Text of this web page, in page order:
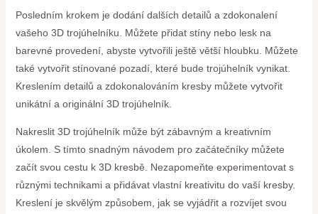
Posledním krokem je dodání dalších detailů a zdokonalení
vašeho 3D trojúhelníku. Můžete přidat stíny nebo lesk na
barevné provedení, abyste vytvořili ještě větší hloubku. Můžete
také vytvořit stínované pozadí, které bude trojúhelník vynikat.
Kreslením detailů a zdokonalováním kresby můžete vytvořit
unikátní a originální 3D trojúhelník.
Nakreslit 3D trojúhelník může být zábavným a kreativním
úkolem. S tímto snadným návodem pro začátečníky můžete
začít svou cestu k 3D kresbě. Nezapomeňte experimentovat s
různými technikami a přidávat vlastní kreativitu do vaší kresby.
Kreslení je skvělým způsobem, jak se vyjádřit a rozvíjet svou